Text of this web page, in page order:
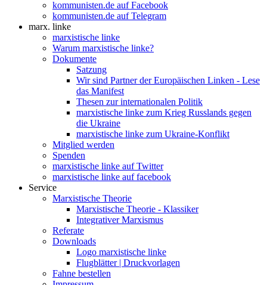
kommunisten.de auf Facebook
kommunisten.de auf Telegram
marx. linke
marxistische linke
Warum marxistische linke?
Dokumente
Satzung
Wir sind Partner der Europäischen Linken - Lese
das Manifest
Thesen zur internationalen Politik
marxistische linke zum Krieg Russlands gegen
die Ukraine
marxistische linke zum Ukraine-Konflikt
Mitglied werden
Spenden
marxistische linke auf Twitter
marxistische linke auf facebook
Service
Marxistische Theorie
Marxistische Theorie - Klassiker
Integrativer Marxismus
Referate
Downloads
Logo marxistische linke
Flugblätter | Druckvorlagen
Fahne bestellen